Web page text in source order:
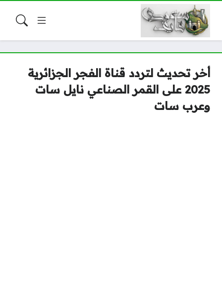
أخر تحديث لتردد قناة الفجر الجزائرية
2025 على القمر الصناعي نايل سات
وعرب سات